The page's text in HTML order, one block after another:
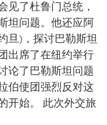
见了杜鲁门总统，
坦问题。他还应阿
旦)，探讨巴勒斯坦
出席了在纽约举行
论了巴勒斯坦问题
伯使团强烈反对这
开始。 此次外交旅